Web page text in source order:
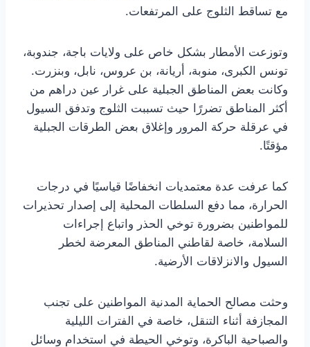
مع تساقط الثلوج على المرتفعات.
وتوزعت الأمطار بشكل خاص على ولايات باجة، جندوبة،
تونس الكبرى، منوبة، أريانة، بن عروس، نابل، وبنزرت.
وكانت بعض المناطق الجبلية على غرار عين دراهم من
أكثر المناطق تضررًا حيث تسببت الثلوج وتدفق السيول
في عرقلة حركة المرور وإغلاق بعض الطرقات الجبلية
مؤقتًا.
كما عرفت عدة معتمديات انخفاضًا قياسيًا في درجات
الحرارة، مما دفع السلطات المحلية إلى إصدار تحذيرات
للمواطنين بضرورة توخي الحذر واتباع إجراءات
السلامة، خاصة لقاطني المناطق المعرضة لخطر
السيول والانزلاقات الأرضية.
وحثت مصالح الحماية المدنية المواطنين على تجنب
المجازفة أثناء التنقل، خاصة في الفترات الليلية
والصباحية الباكرة، وتوخي الحيطة في استخدام وسائل